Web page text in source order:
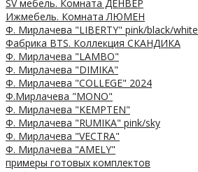
SV мебель. Комната ДЕНВЕР
Ижмебель. Комната ЛЮМЕН
Ф. Мирлачева "LIBERTY" pink/black/white
Фабрика BTS. Коллекция СКАНДИКА
Ф. Мирлачева "LAMBO"
Ф. Мирлачева "DIMIKA"
Ф. Мирлачева "COLLEGE" 2024
Ф.Мирлачева "MONO"
Ф. Мирлачева "KEMPTEN"
Ф. Мирлачева "RUMIKA" pink/sky
Ф. Мирлачева "VECTRA"
Ф. Мирлачева "AMELY"
примеры готовых комплектов